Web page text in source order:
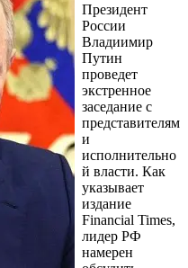
Президент
России
Владиимир
Путин
проведет
экстренное
заседание с
представителям
и
исполнительно
й власти. Как
указывает
издание
Financial Times,
лидер РФ
намерен